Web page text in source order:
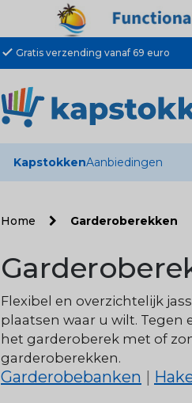
check Gratis verzending vanaf 69 euro
KapstokkenAanbiedingen
Home Garderoberekken
Flexibel en overzichtelijk
plaatsen waar u wilt.
het garderoberek met of
garderoberekken.
Garderobebanken |